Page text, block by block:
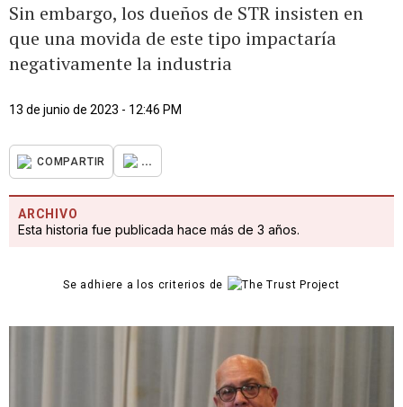
Sin embargo, los dueños de STR insisten en
que una movida de este tipo impactaría
negativamente la industria
13 de junio de 2023 - 12:46 PM
COMPARTIR ...
ARCHIVO
Esta historia fue publicada hace más de 3 años.
Se adhiere a los criterios de